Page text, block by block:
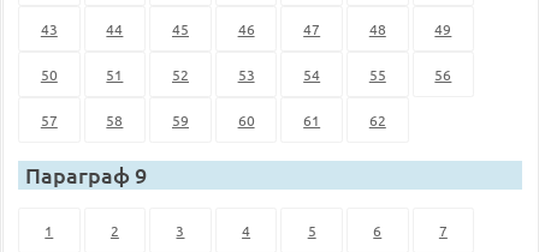
43 44 45 46 47 48 49
50 51 52 53 54 55 56
57 58 59 60 61 62
Параграф 9
1 2 3 4 5 6 7